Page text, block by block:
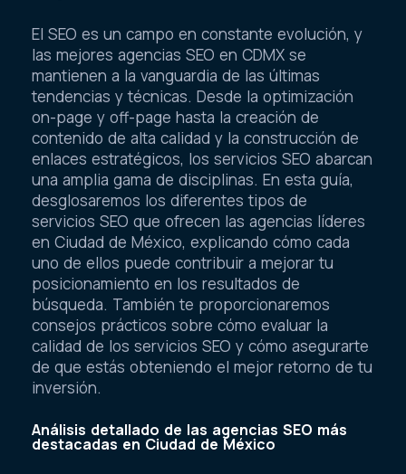
El SEO es un campo en constante evolución, y
las mejores agencias SEO en CDMX se
mantienen a la vanguardia de las últimas
tendencias y técnicas. Desde la optimización
on-page y off-page hasta la creación de
contenido de alta calidad y la construcción de
enlaces estratégicos, los servicios SEO abarcan
una amplia gama de disciplinas. En esta guía,
desglosaremos los diferentes tipos de
servicios SEO que ofrecen las agencias líderes
en Ciudad de México, explicando cómo cada
uno de ellos puede contribuir a mejorar tu
posicionamiento en los resultados de
búsqueda. También te proporcionaremos
consejos prácticos sobre cómo evaluar la
calidad de los servicios SEO y cómo asegurarte
de que estás obteniendo el mejor retorno de tu
inversión.
Análisis detallado de las agencias SEO más
destacadas en Ciudad de México